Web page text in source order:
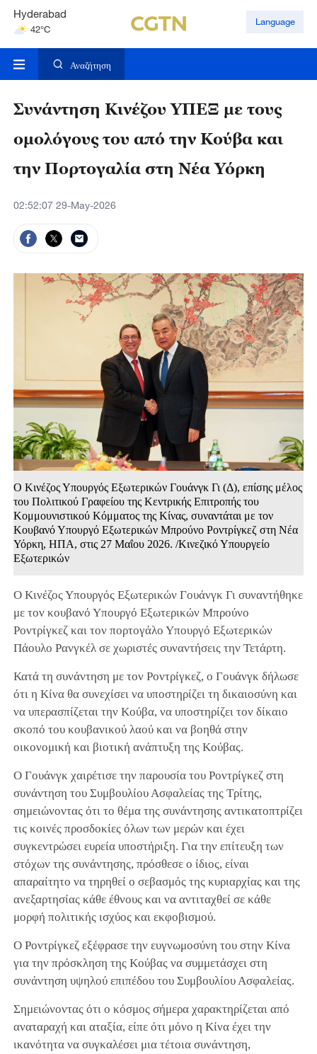
Hyderabad
42°C
Mumbai
Language
Αναζήτηση
Συνάντηση Κινέζου ΥΠΕΞ με τους
ομολόγους του από την Κούβα και
την Πορτογαλία στη Νέα Υόρκη
02:52:07 29-May-2026
Ο Κινέζος Υπουργός Εξωτερικών Γουάνγκ Γι (Δ), επίσης μέλος
του Πολιτικού Γραφείου της Κεντρικής Επιτροπής του
Κομμουνιστικού Κόμματος της Κίνας, συναντάται με τον
Κουβανό Υπουργό Εξωτερικών Μπρούνο Ροντρίγκεζ στη Νέα
Υόρκη, ΗΠΑ, στις 27 Μαΐου 2026. /Κινεζικό Υπουργείο
Εξωτερικών
Ο Κινέζος Υπουργός Εξωτερικών Γουάνγκ Γι συναντήθηκε
με τον κουβανό Υπουργό Εξωτερικών Μπρούνο
Ροντρίγκεζ και τον πορτογάλο Υπουργό Εξωτερικών
Πάουλο Ρανγκέλ σε χωριστές συναντήσεις την Τετάρτη.
Κατά τη συνάντηση με τον Ροντρίγκεζ, ο Γουάνγκ δήλωσε
ότι η Κίνα θα συνεχίσει να υποστηρίζει τη δικαιοσύνη και
να υπερασπίζεται την Κούβα, να υποστηρίζει τον δίκαιο
σκοπό του κουβανικού λαού και να βοηθά στην
οικονομική και βιοτική ανάπτυξη της Κούβας.
Ο Γουάνγκ χαιρέτισε την παρουσία του Ροντρίγκεζ στη
συνάντηση του Συμβουλίου Ασφαλείας της Τρίτης,
σημειώνοντας ότι το θέμα της συνάντησης αντικατοπτρίζει
τις κοινές προσδοκίες όλων των μερών και έχει
συγκεντρώσει ευρεία υποστήριξη. Για την επίτευξη των
στόχων της συνάντησης, πρόσθεσε ο ίδιος, είναι
απαραίτητο να τηρηθεί ο σεβασμός της κυριαρχίας και της
ανεξαρτησίας κάθε έθνους και να αντιταχθεί σε κάθε
μορφή πολιτικής ισχύος και εκφοβισμού.
Ο Ροντρίγκεζ εξέφρασε την ευγνωμοσύνη του στην Κίνα
για την πρόσκληση της Κούβας να συμμετάσχει στη
συνάντηση υψηλού επιπέδου του Συμβουλίου Ασφαλείας.
Σημειώνοντας ότι ο κόσμος σήμερα χαρακτηρίζεται από
αναταραχή και αταξία, είπε ότι μόνο η Κίνα έχει την
ικανότητα να συγκαλέσει μια τέτοια συνάντηση,